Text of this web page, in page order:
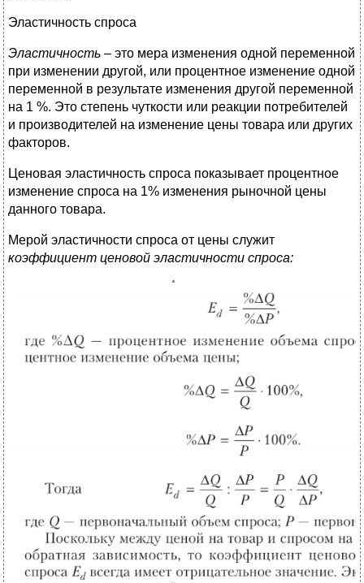
Эластичность спроса
Эластичность – это мера изменения одной переменной
при изменении другой, или процентное изменение одной
переменной в результате изменения другой переменной
на 1 %. Это степень чуткости или реакции потребителей
и производителей на изменение цены товара или других
факторов.
Ценовая эластичность спроса показывает процентное
изменение спроса на 1% изменения рыночной цены
данного товара.
Мерой эластичности спроса от цены служит
коэффициент ценовой эластичности спроса: